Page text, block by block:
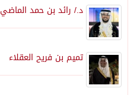
د./ رائد بن حمد الماضي
تميم بن فريح العقلاء